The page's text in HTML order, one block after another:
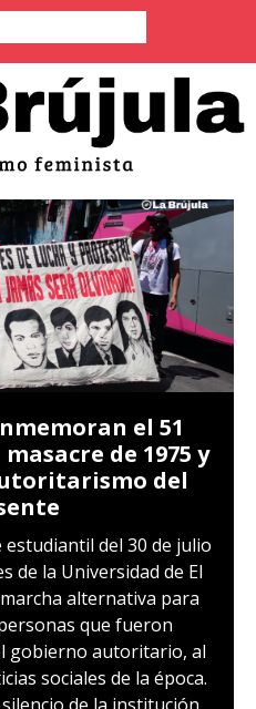
el 51
de 1975 y
del
estudiantil del 30 de julio
de la Universidad de El
alternativa para
que fueron
gobierno autoritario, al
sociales de la época.